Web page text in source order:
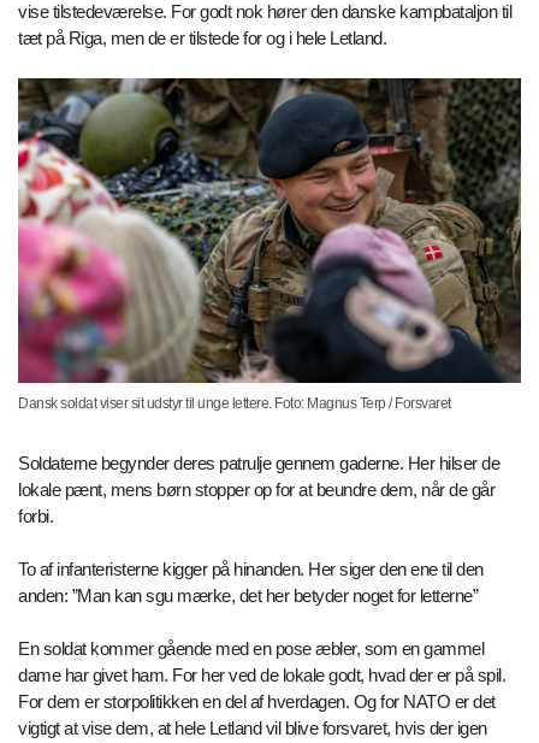
vise tilstedeværelse. For godt nok hører den danske kampbataljon til
tæt på Riga, men de er tilstede for og i hele Letland.
Dansk soldat viser sit udstyr til unge lettere. Foto: Magnus Terp / Forsvaret
Soldaterne begynder deres patrulje gennem gaderne. Her hilser de
lokale pænt, mens børn stopper op for at beundre dem, når de går
forbi.
To af infanteristerne kigger på hinanden. Her siger den ene til den
anden: ”Man kan sgu mærke, det her betyder noget for letterne”
En soldat kommer gående med en pose æbler, som en gammel
dame har givet ham. For her ved de lokale godt, hvad der er på spil.
For dem er storpolitikken en del af hverdagen. Og for NATO er det
vigtigt at vise dem, at hele Letland vil blive forsvaret, hvis der igen